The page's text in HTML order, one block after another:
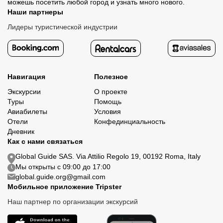
можешь посетить любой город и узнать много нового.
Наши партнеры
Лидеры туристической индустрии
Навигация
Экскурсии
Туры
Авиабилеты
Отели
Дневник
Полезное
О проекте
Помощь
Условия
Конфединциальность
Как с нами связаться
Global Guide SAS. Via Attilio Regolo 19, 00192 Roma, Italy
Мы открыты с 09:00 до 17:00
global.guide.org@gmail.com
Мобильное приложение Tripster
Наш партнер по организации экскурсий